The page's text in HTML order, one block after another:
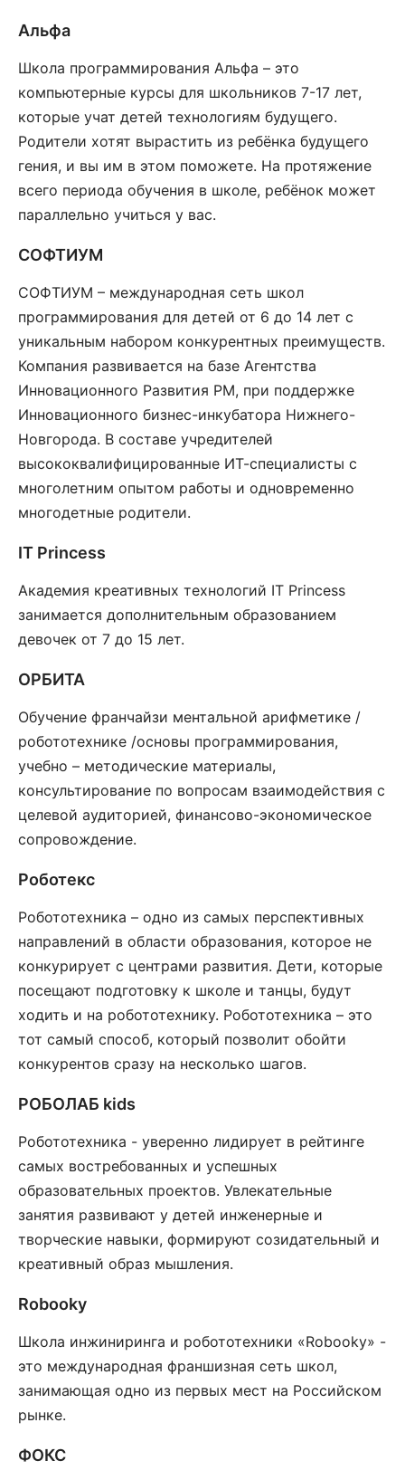
Альфа
Школа программирования Альфа – это
компьютерные курсы для школьников 7-17 лет,
которые учат детей технологиям будущего.
Родители хотят вырастить из ребёнка будущего
гения, и вы им в этом поможете. На протяжение
всего периода обучения в школе, ребёнок может
параллельно учиться у вас.
СОФТИУМ
СОФТИУМ – международная сеть школ
программирования для детей от 6 до 14 лет с
уникальным набором конкурентных преимуществ.
Компания развивается на базе Агентства
Инновационного Развития РМ, при поддержке
Инновационного бизнес-инкубатора Нижнего-
Новгорода. В составе учредителей
высококвалифицированные ИТ-специалисты с
многолетним опытом работы и одновременно
многодетные родители.
IT Princess
Академия креативных технологий IT Princess
занимается дополнительным образованием
девочек от 7 до 15 лет.
ОРБИТА
Обучение франчайзи ментальной арифметике /
робототехнике /основы программирования,
учебно – методические материалы,
консультирование по вопросам взаимодействия с
целевой аудиторией, финансово-экономическое
сопровождение.
Роботекс
Робототехника – одно из самых перспективных
направлений в области образования, которое не
конкурирует с центрами развития. Дети, которые
посещают подготовку к школе и танцы, будут
ходить и на робототехнику. Робототехника – это
тот самый способ, который позволит обойти
конкурентов сразу на несколько шагов.
РОБОЛАБ kids
Робототехника - уверенно лидирует в рейтинге
самых востребованных и успешных
образовательных проектов. Увлекательные
занятия развивают у детей инженерные и
творческие навыки, формируют созидательный и
креативный образ мышления.
Robooky
Школа инжиниринга и робототехники «Robooky» -
это международная франшизная сеть школ,
занимающая одно из первых мест на Российском
рынке.
ФОКС